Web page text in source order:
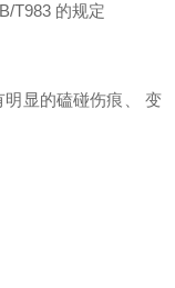
T983 的规定
明显的磕碰伤痕、 变